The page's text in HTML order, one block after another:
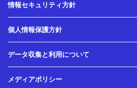
情報セキュリティ方針
個人情報保護方針
データ収集と利用について
メディアポリシー